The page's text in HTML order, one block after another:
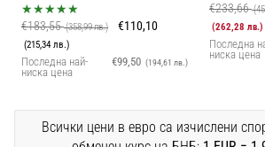
€183,55(358,99 лв.) €110,10
(215,34 лв.)
Последна най-
ниска цена
€99,50 (194,61 лв.)
€233,66
(262,28 лв.)
Последна
ниска цена
Всички цени в евро са изчислени